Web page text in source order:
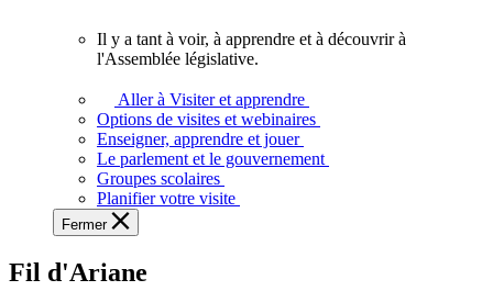
voir,
apprendre
et
à
à
Il y a tant à voir, à apprendre et à découvrir à
l'Assemblée législative.
Aller à Visiter et apprendre
Options de visites et webinaires
Enseigner, apprendre et jouer
Le parlement et le gouvernement
Groupes scolaires
Planifier votre visite
Fermer
Fil d'Ariane